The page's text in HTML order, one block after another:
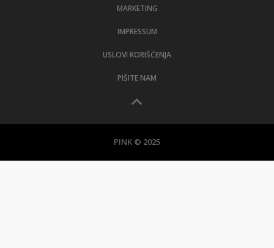
MARKETING
IMPRESSUM
USLOVI KORIŠĆENJA
PIŠITE NAM
PINK © 2025